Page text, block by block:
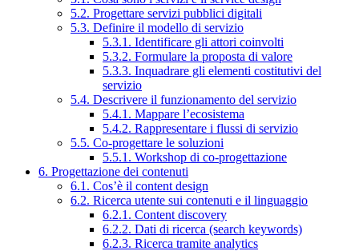
5.2. Progettare servizi pubblici digitali
5.3. Definire il modello di servizio
5.3.1. Identificare gli attori coinvolti
5.3.2. Formulare la proposta di valore
5.3.3. Inquadrare gli elementi costitutivi del
servizio
5.4. Descrivere il funzionamento del servizio
5.4.1. Mappare l’ecosistema
5.4.2. Rappresentare i flussi di servizio
5.5. Co-progettare le soluzioni
5.5.1. Workshop di co-progettazione
6. Progettazione dei contenuti
6.1. Cos’è il content design
6.2. Ricerca utente sui contenuti e il linguaggio
6.2.1. Content discovery
6.2.2. Dati di ricerca (search keywords)
6.2.3. Ricerca tramite analytics